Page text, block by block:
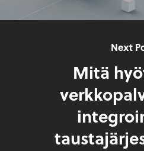
Next
Mitä